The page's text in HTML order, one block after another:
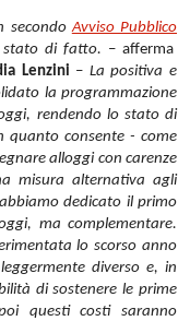
secondoAvviso Pubblico
stato di fatto. – afferma
Lenzini – La positiva e
la programmazione
rendendo lo stato di
quanto consente - come
alloggi con carenze
misura alternativa agli
dedicato il primo
ma complementare.
lo scorso anno
diverso e, in
di sostenere le prime
questi costi saranno